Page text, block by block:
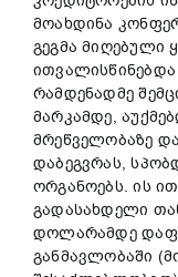
მოახდინა
გეგმა მიღებული
რამდენადმე
მარკამდე,
მრეწველობაზე
დაბეგვრას,
ორგანოებს. ის
გადასახდელი
დოლარამდე
განმავლობაში